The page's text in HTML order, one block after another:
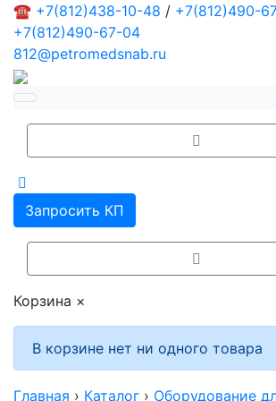
☎ +7(812)438-10-48 / +7(812)490-
+7(812)490-67-04
812@petromedsnab.ru
Запросить КП
Корзина ×
В корзине нет ни одного товара
Главная › Каталог › Оборудование